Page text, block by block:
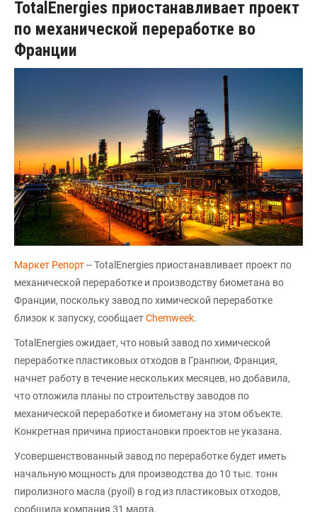
TotalEnergies приостанавливает проект
по механической переработке во
Франции
Маркет Репорт-- TotalEnergies приостанавливает проект по
механической переработке и производству биометана во
Франции, поскольку завод по химической переработке
близок к запуску, сообщаетChemweek.
TotalEnergies ожидает, что новый завод по химической
переработке пластиковых отходов в Гранпюи, Франция,
начнет работу в течение нескольких месяцев, но добавила,
что отложила планы по строительству заводов по
механической переработке и биометану на этом объекте.
Конкретная причина приостановки проектов не указана.
Усовершенствованный завод по переработке будет иметь
начальную мощность для производства до 10 тыс. тонн
пиролизного масла (pyoil) в год из пластиковых отходов,
сообщила компания 31 марта.